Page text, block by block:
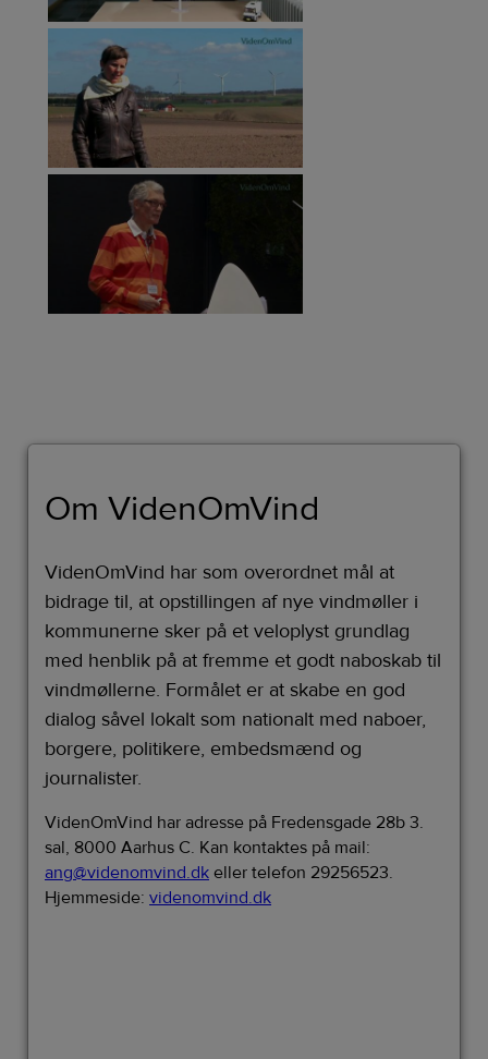
Om VidenOmVind
VidenOmVind har som overordnet mål at
bidrage til, at opstillingen af nye vindmøller i
kommunerne sker på et veloplyst grundlag
med henblik på at fremme et godt naboskab til
vindmøllerne. Formålet er at skabe en god
dialog såvel lokalt som nationalt med naboer,
borgere, politikere, embedsmænd og
journalister.
VidenOmVind har adresse på Fredensgade 28b 3.
sal, 8000 Aarhus C. Kan kontaktes på mail:
ang@videnomvind.dk eller telefon 29256523.
Hjemmeside: videnomvind.dk